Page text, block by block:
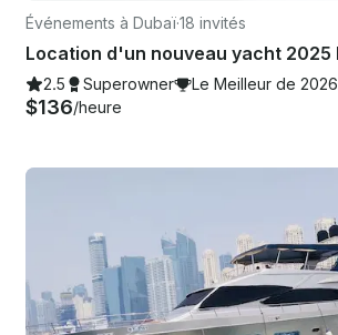
Événements à Dubaï·18 invités
2.5 Superowner Le Meilleur de 2026
$136/heure